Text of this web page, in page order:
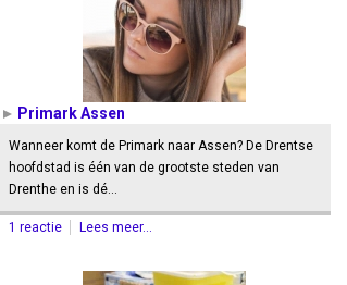
Primark Assen
Wanneer komt de Primark naar Assen? De Drentse
hoofdstad is één van de grootste steden van
Drenthe en is dé…
1 reactie Lees meer...